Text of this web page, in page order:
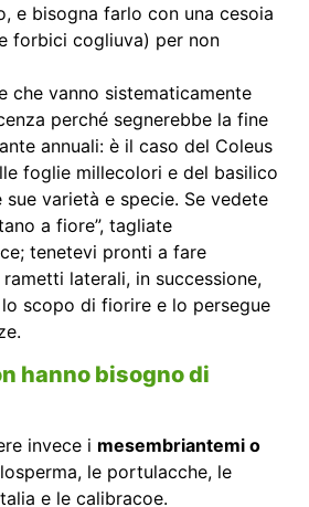
e bisogna farlo con una cesoia
forbici cogliuva) per non
che vanno sistematicamente
perché segnerebbe la fine
annuali: è il caso del Coleus
foglie millecolori e del basilico
varietà e specie. Se vedete
a fiore”, tagliate
tenetevi pronti a fare
laterali, in successione,
scopo di fiorire e lo persegue
hanno bisogno di
invece i mesembriantemi o
le portulacche, le
e le calibracoe.